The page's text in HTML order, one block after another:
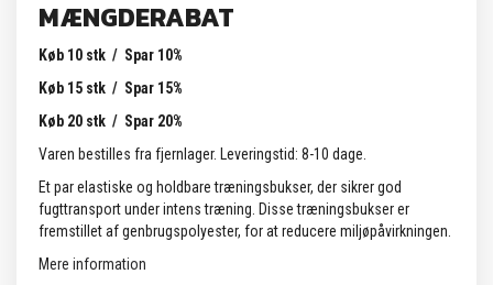
MÆNGDERABAT
Køb 10 stk / Spar 10%
Køb 15 stk / Spar 15%
Køb 20 stk / Spar 20%
Varen bestilles fra fjernlager. Leveringstid: 8-10 dage.
Et par elastiske og holdbare træningsbukser, der sikrer god
fugttransport under intens træning. Disse træningsbukser er
fremstillet af genbrugspolyester, for at reducere miljøpåvirkningen.
Mere information